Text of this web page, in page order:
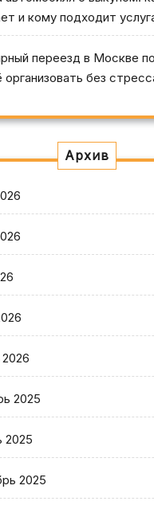
и кому подходит
переезд в Москве
организовать без
Архив
2025
2025
2025